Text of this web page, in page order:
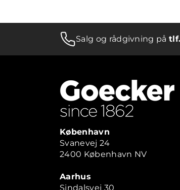
Salg og rådgivning på
København
Svanevej 24
2400 København NV
Aarhus
Sindalsvej 30